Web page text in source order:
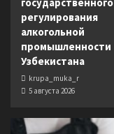
государственного
регулирования
алкогольной
промышленности
Узбекистана
krupa_muka_r
5 августа 2026